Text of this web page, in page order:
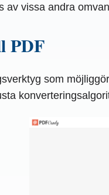
av vissa andra
PDF
som